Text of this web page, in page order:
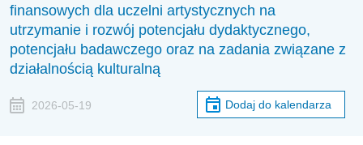
finansowych dla uczelni artystycznych na
utrzymanie i rozwój potencjału dydaktycznego,
potencjału badawczego oraz na zadania związane z
działalnością kulturalną
2026-05-19 Dodaj do kalendarza